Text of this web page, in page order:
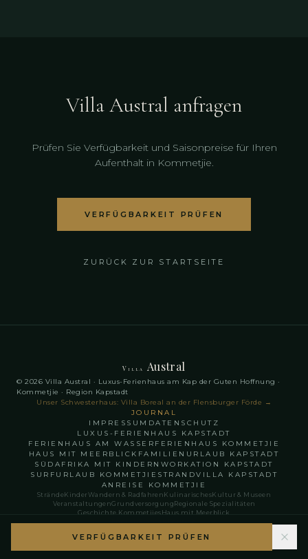
Villa Austral anfragen
Prüfen Sie Verfügbarkeit und Saisonpreise für Ihren
Aufenthalt in Kommetjie.
VERFÜGBARKEIT PRÜFEN
ZURÜCK ZUR STARTSEITE
Villa Austral
© 2026 Villa Austral · Luxus-Ferienhaus am Kap der Guten Hoffnung ·
Kommetjie · Region Kapstadt
Unser Schwesterhaus: Villa Boreal an der Flensburger Förde →
JOURNAL
IMPRESSUM DATENSCHUTZ
LUXUS-FERIENHAUS KAPSTADT
FERIENHAUS AM WASSER FERIENHAUS KOMMETJIE
HAUS MIT MEERBLICK FAMILIENURLAUB KAPSTADT
SÜDAFRIKA MIT KINDERN WORKATION KAPSTADT
SURFURLAUB KOMMETJIE STRANDVILLA KAPSTADT
ANREISE KOMMETJIE
SträndeKinderWandern & RadfahrenKulinarischesKultur & Museen
VeranstaltungenGrundversorgungRegionale Spezialitäten
Geschichte KommetjiesHaus mit Meerblick
VERFÜGBARKEIT PRÜFEN